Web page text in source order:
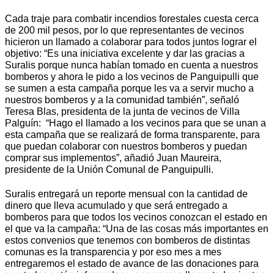
Cada traje para combatir incendios forestales cuesta cerca
de 200 mil pesos, por lo que representantes de vecinos
hicieron un llamado a colaborar para todos juntos lograr el
objetivo: “Es una iniciativa excelente y dar las gracias a
Suralis porque nunca habían tomado en cuenta a nuestros
bomberos y ahora le pido a los vecinos de Panguipulli que
se sumen a esta campaña porque les va a servir mucho a
nuestros bomberos y a la comunidad también”, señaló
Teresa Blas, presidenta de la junta de vecinos de Villa
Palguín: “Hago el llamado a los vecinos para que se unan a
esta campaña que se realizará de forma transparente, para
que puedan colaborar con nuestros bomberos y puedan
comprar sus implementos”, añadió Juan Maureira,
presidente de la Unión Comunal de Panguipulli.
Suralis entregará un reporte mensual con la cantidad de
dinero que lleva acumulado y que será entregado a
bomberos para que todos los vecinos conozcan el estado en
el que va la campaña: “Una de las cosas más importantes en
estos convenios que tenemos con bomberos de distintas
comunas es la transparencia y por eso mes a mes
entregaremos el estado de avance de las donaciones para